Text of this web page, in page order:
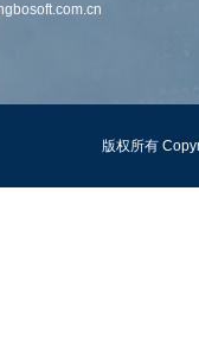
版权所有